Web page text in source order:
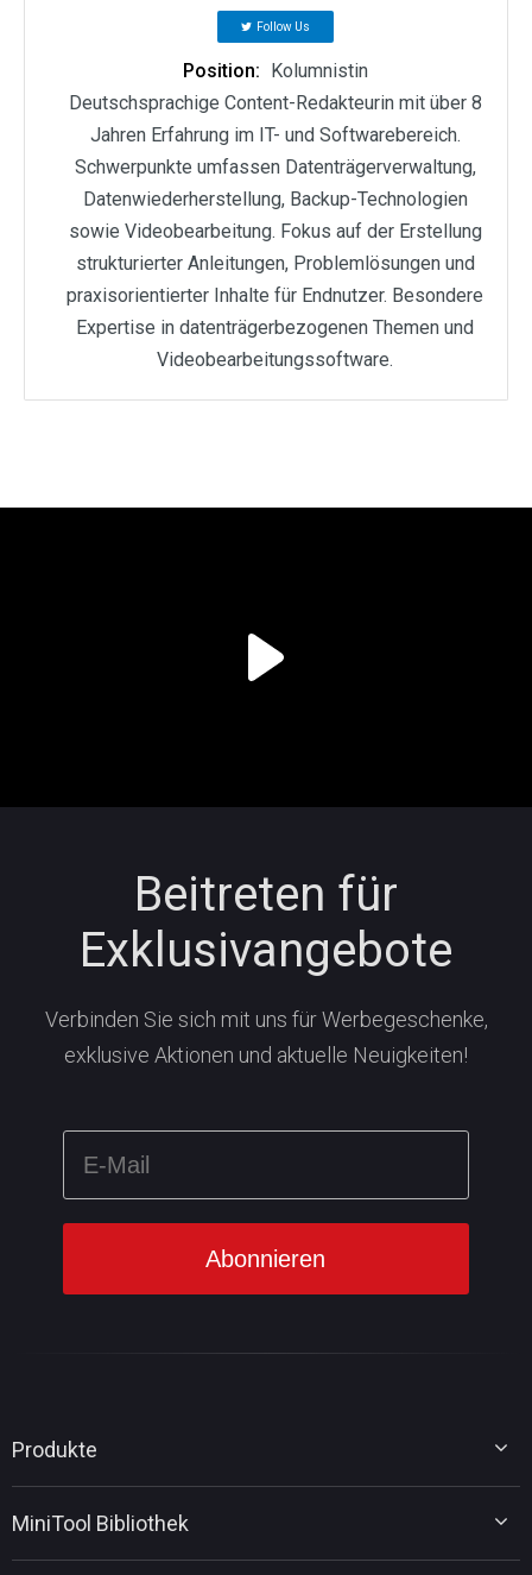
Follow Us
Position: Kolumnistin
Deutschsprachige Content-Redakteurin mit über 8
Jahren Erfahrung im IT- und Softwarebereich.
Schwerpunkte umfassen Datenträgerverwaltung,
Datenwiederherstellung, Backup-Technologien
sowie Videobearbeitung. Fokus auf der Erstellung
strukturierter Anleitungen, Problemlösungen und
praxisorientierter Inhalte für Endnutzer. Besondere
Expertise in datenträgerbezogenen Themen und
Videobearbeitungssoftware.
Beitreten für
Exklusivangebote
Verbinden Sie sich mit uns für Werbegeschenke,
exklusive Aktionen und aktuelle Neuigkeiten!
Produkte
MiniTool Power Data Recovery
MiniTool ShadowMaker
MiniTool Bibliothek